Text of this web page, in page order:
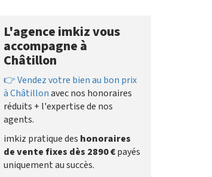
L'agence imkiz vous
accompagne à
Châtillon
👉 Vendez votre bien au bon prix
à Châtillonavec nos honoraires
réduits + l'expertise de nos
agents.
imkiz pratique des honoraires
de vente fixes dès 2890 €payés
uniquement au succès.